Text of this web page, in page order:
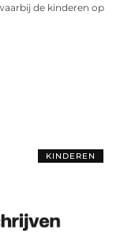
de kinderen op
KINDEREN